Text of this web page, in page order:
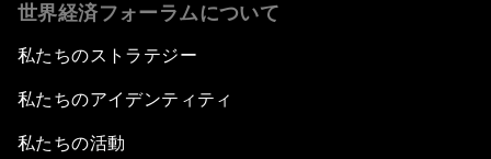
世界経済フォーラムについて
私たちのストラテジー
私たちのアイデンティティ
私たちの活動